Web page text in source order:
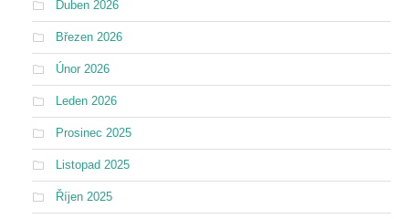
Duben 2026
Březen 2026
Únor 2026
Leden 2026
Prosinec 2025
Listopad 2025
Říjen 2025